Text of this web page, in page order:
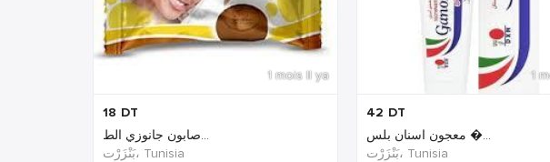
1 mois Il ya
18 DT
صابون جانوزي الط...
بَنْزَرْت‎، Tunisia
1
42 DT
معجون اسنان بلس �...
بَنْزَرْت‎، Tunisia